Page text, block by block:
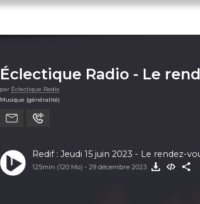
Éclectique Radio - Le
par Éclectique Radio
Musique (généralité)
Redif : Jeudi 15 juin 2023 - Le rendez-
125min (120 Mo) - 29 décembre 2023